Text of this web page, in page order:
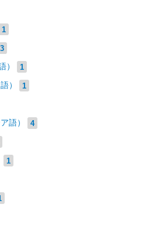
1
3
） 1
） 1
語） 4
1